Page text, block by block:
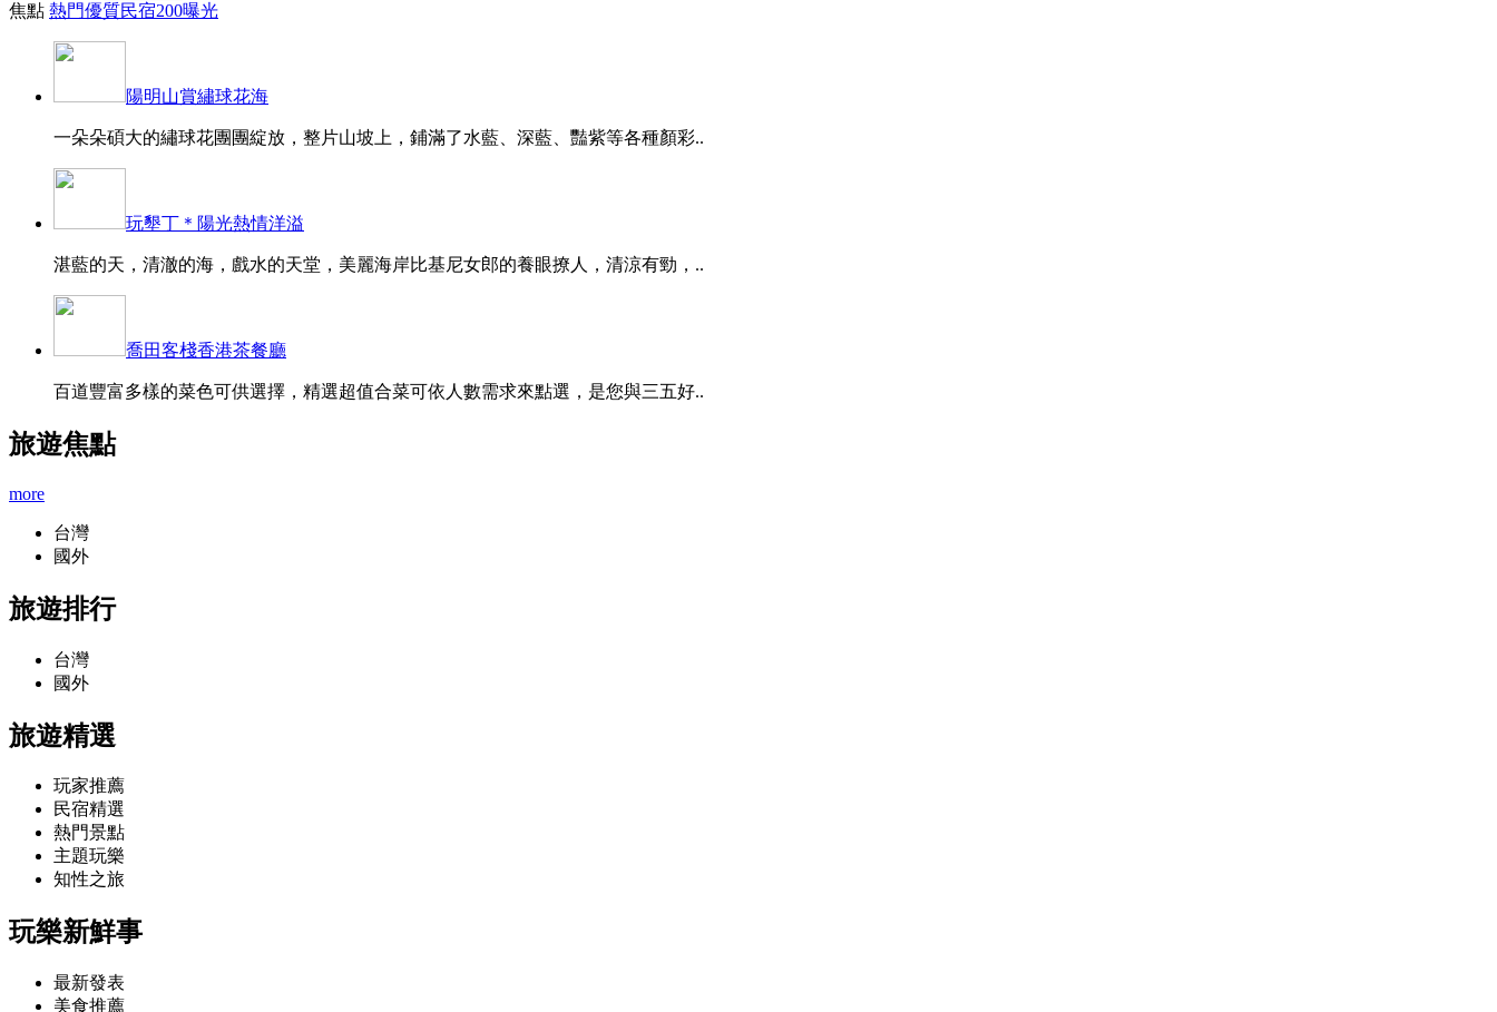
焦點 熱門優質民宿200曝光
陽明山賞繡球花海
一朵朵碩大的繡球花團團綻放，整片山坡上，鋪滿了水藍、深藍、豔紫等各種顏彩..
玩墾丁＊陽光熱情洋溢
湛藍的天，清澈的海，戲水的天堂，美麗海岸比基尼女郎的養眼撩人，清涼有勁，..
喬田客棧香港茶餐廳
百道豐富多樣的菜色可供選擇，精選超值合菜可依人數需求來點選，是您與三五好..
旅遊焦點
more
台灣
國外
旅遊排行
台灣
國外
旅遊精選
玩家推薦
民宿精選
熱門景點
主題玩樂
知性之旅
玩樂新鮮事
最新發表
美食推薦